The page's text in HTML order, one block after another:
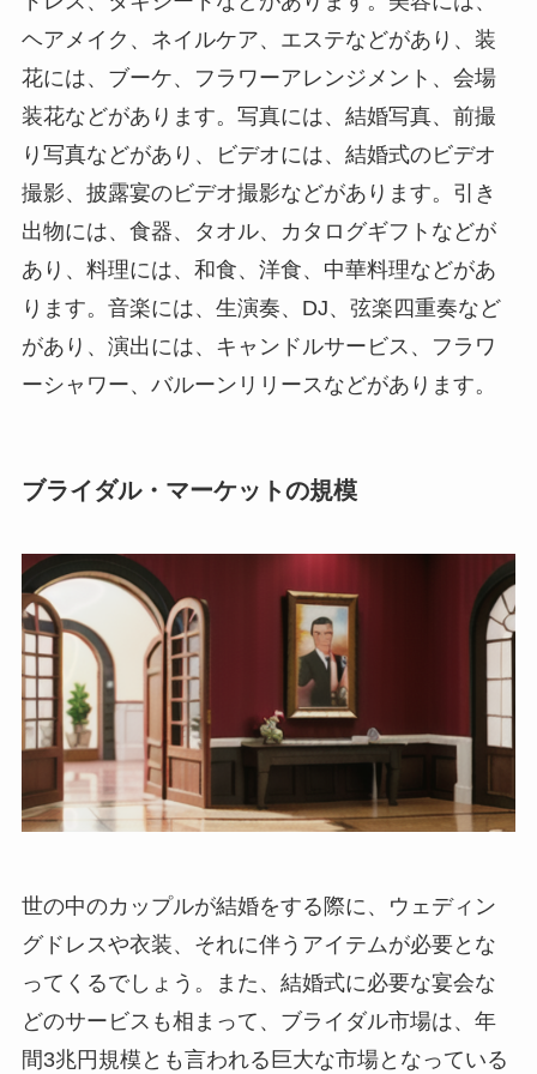
ヘアメイク、ネイルケア、エステなどがあり、装
花には、ブーケ、フラワーアレンジメント、会場
装花などがあります。写真には、結婚写真、前撮
り写真などがあり、ビデオには、結婚式のビデオ
撮影、披露宴のビデオ撮影などがあります。引き
出物には、食器、タオル、カタログギフトなどが
あり、料理には、和食、洋食、中華料理などがあ
ります。音楽には、生演奏、DJ、弦楽四重奏など
があり、演出には、キャンドルサービス、フラワ
ーシャワー、バルーンリリースなどがあります。
ブライダル・マーケットの規模
世の中のカップルが結婚をする際に、ウェディン
グドレスや衣装、それに伴うアイテムが必要とな
ってくるでしょう。また、結婚式に必要な宴会な
どのサービスも相まって、 ブライダル市場は、年
間3兆円規模とも言われる巨大な市場となっている